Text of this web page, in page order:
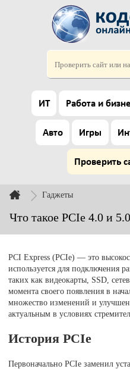
ИТ Работа и
Авто Игры
Проверить
Гаджеты
Что такое PCIe 4.0 и
PCI Express (PCIe) — это
используется для подключения
таких как видеокарты, SSD,
момента своего появления в
множество изменений и
актуальным в условиях
История PCIe
Первоначально PCIe заменил